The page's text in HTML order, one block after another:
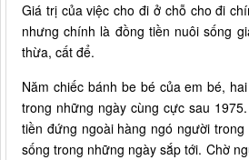
Giá trị của việc cho đi ở chỗ cho đi
nhưng chính là đồng tiền nuôi sống
thừa, cất để.
Năm chiếc bánh be bé của em bé,
trong những ngày cùng cực sau
tiền đứng ngoài hàng ngó người
sống trong những ngày sắp tới. Chờ